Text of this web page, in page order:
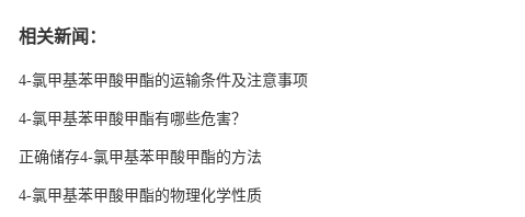
相关新闻：
4-氯甲基苯甲酸甲酯的运输条件及注意事项
4-氯甲基苯甲酸甲酯有哪些危害？
正确储存4-氯甲基苯甲酸甲酯的方法
4-氯甲基苯甲酸甲酯的物理化学性质